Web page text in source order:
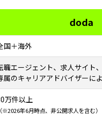
doda
国＋海外
職エージェント、求人サイト
属のキャリアアドバイザーに
万件以上
（※2026年6月時点、非公開求人を含む）